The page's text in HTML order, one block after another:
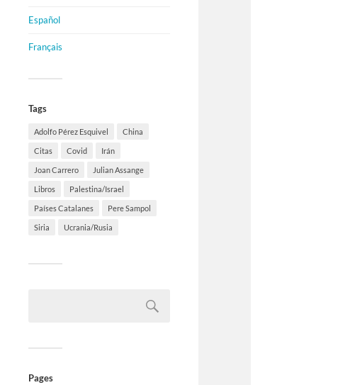
Español
Français
Tags
Adolfo Pérez Esquivel China
Citas Covid Irán
Joan Carrero Julian Assange
Libros Palestina/Israel
Países Catalanes Pere Sampol
Siria Ucrania/Rusia
Pages